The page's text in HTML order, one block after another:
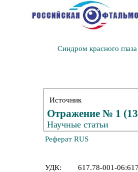
Синдром красного глаза
Реферат RUS
Источник
Отражение № 1
Научные статьи
УДК: 617.78-001-